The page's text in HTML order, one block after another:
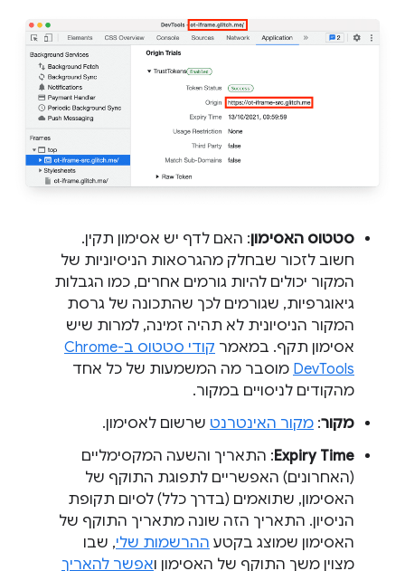
סטטוס האסימון: האם לדף יש אסימון תקין.
חשוב לזכור שבחלק מהגרסאות הניסיוניות של
המקור יכולים להיות גורמים אחרים, כמו הגבלות
גיאוגרפיות, שגורמים לכך שהתכונה של גרסת
המקור הניסיונית לא תהיה זמינה, למרות שיש
אסימון תקף. במאמר
קודי סטטוס ב-Chrome
DevTools מוסבר מה המשמעות של כל אחד
מהקודים לניסויים במקור.
מקור: מקור האינטרנט שרשום לאסימון.
Expiry Time: התאריך והשעה המקסימליים
(האחרונים) האפשריים לתפוגת התוקף של
האסימון, שתואמים (בדרך כלל) לסיום תקופת
הניסיון. התאריך הזה שונה מתאריך התוקף של
האסימון שמוצג בקטע ההרשמות שלי, שבו
מצוין משך התוקף של האסימון ואפשר להאריך